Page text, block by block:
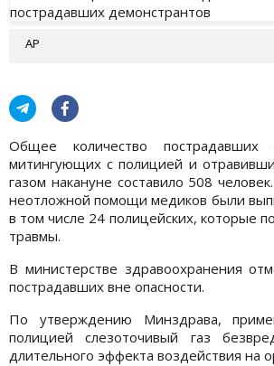
АР
Общее количество пострадавших
митингующих с полицией и
газом накануне составило 508
неотложной помощи медиков были
в том числе 24 полицейских, которые
травмы.
В министерстве здравоохранения
пострадавших вне опасности.
По утверждению Минздрава,
полицией слезоточивый газ
длительного эффекта воздействия на